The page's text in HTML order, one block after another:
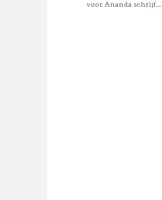
voor Ananda schrijf....